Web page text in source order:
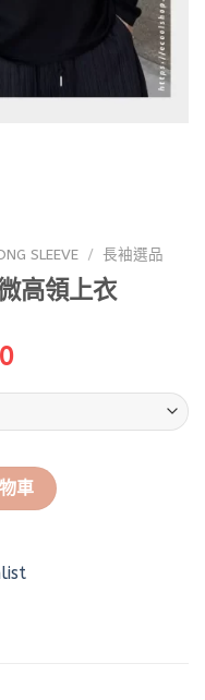
SLEEVE / 長袖選品
高領上衣
領上衣 數量
車